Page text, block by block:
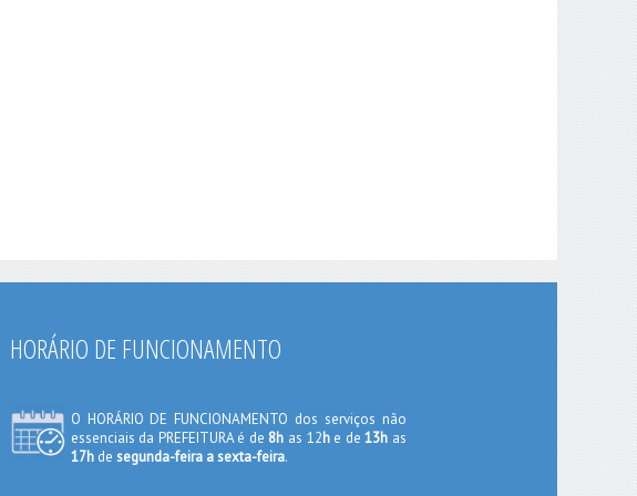
HORÁRIO DE FUNCIONAMENTO
O HORÁRIO DE FUNCIONAMENTO dos serviços não
essenciais da PREFEITURA é de 8h as 12h e de 13h as
17hde segunda-feira a sexta-feira.